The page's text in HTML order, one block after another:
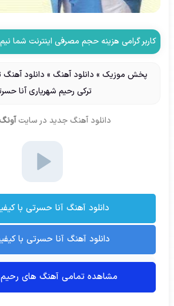
کاربر گرامی هزینه حجم مصرفی اینترنت شما
پخش موزیک » دانلود آهنگ » دانلود آهنگ
ترکی رحیم شهریاری آنا
دانلود آهنگ جدید در سایت
دانلود آهنگ آنا حسرتی با کیفیت
دانلود آهنگ آنا حسرتی با کیفیت
مشاهده تمامی آهنگ های رحیم